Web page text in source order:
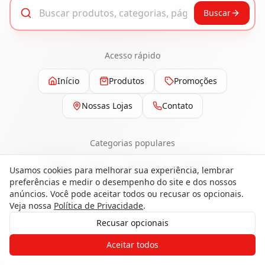
Buscar
Acesso rápido
Início Produtos Promoções
Nossas Lojas Contato
Categorias populares
Pisos
Ferragens
Painéis e Revestimentos
Gostaria de receber o contato de um
de nossos especialistas?
Usamos cookies para melhorar sua experiência, lembrar
preferências e medir o desempenho do site e dos nossos
anúncios. Você pode aceitar todos ou recusar os opcionais.
Veja nossa Política de Privacidade.
Recusar opcionais
Aceitar todos